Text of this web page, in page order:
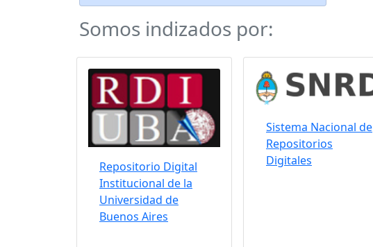
Somos indizados por:
Repositorio Digital
Institucional de la
Universidad de
Buenos Aires
Sistema Nacional de
Repositorios
Digitales